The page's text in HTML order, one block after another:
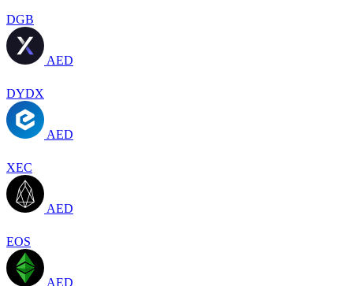
DGB
AED
DYDX
AED
XEC
AED
EOS
AED